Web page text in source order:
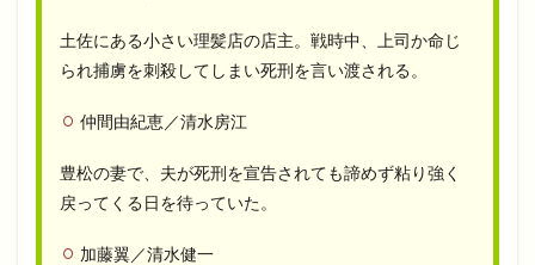
土佐にある小さい理髪店の店主。戦時中、上司か命じ
られ捕虜を刺殺してしまい死刑を言い渡される。
仲間由紀恵／清水房江
豊松の妻で、夫が死刑を宣告されても諦めず粘り強く
戻ってくる日を待っていた。
加藤翼／清水健一